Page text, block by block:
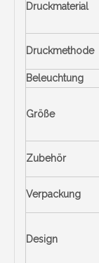
Druckmaterial
Druckmethode
Beleuchtung
Größe
Zubehör
Verpackung
Design